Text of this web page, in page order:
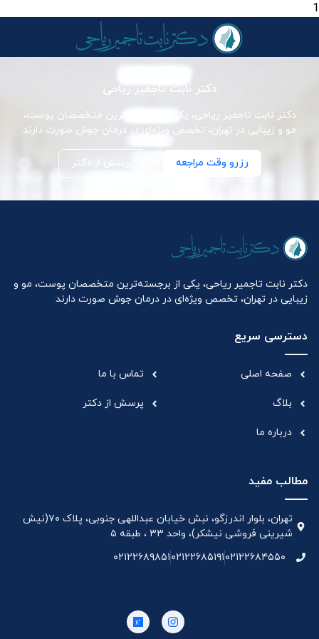
1
دکتر نابت تاجمیر ریاحی
دکتر نابت تاجمیر ریاحی، یکی از برجسته‌ترین متخصصان پوست،
مو و زیبایی در تهران، تخصص ویژه‌ای در درمان جوش صورت دارند
رزرو وقت مراجعه پرسش از دکتر
دکتر نابت تاجمیر ریاحی، یکی از برجسته‌ترین متخصصان پوست، مو و
زیبایی در تهران، تخصص ویژه‌ای در درمان جوش صورت دارند
دسترسی سریع
صفحه اصلی
بلاگ
درباره ما
تماس با ما
پرسش از دکتر
مطالب مفید
تهران، بلوار اندرزگو، نبش خیابان عبداللهی جنوبی، پلاک ۷۰(نیش
شیرینی فروشی نیشکر)، واحد ۳۳ ، طبقه ۵
۰۲۱۲۲۶۸۴۵۵۰۰۲۱۲۲۶۸۵۱۹۱۰۲۱۲۲۶۸۹۸۵۱